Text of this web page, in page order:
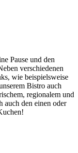
Pause und den
verschiedenen
wie beispielsweise
Bistro auch
regionalem und
auch den einen oder